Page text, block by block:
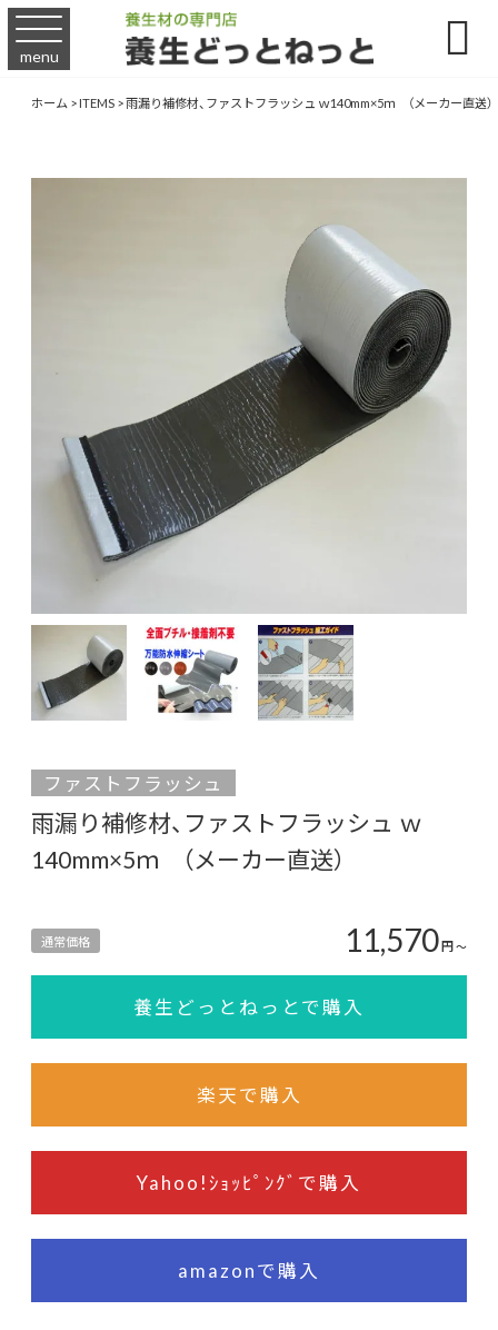
menu 
ホーム>ITEMS>雨漏り補修材、ファストフラッシュ ｗ140mm×5ｍ （メーカー直送）
ファストフラッシュ
雨漏り補修材、ファストフラッシュ ｗ
140mm×5ｍ （メーカー直送）
通常価格 11,570円〜
養生どっとねっとで購入
楽天で購入
Yahoo!ｼｮｯﾋﾟﾝｸﾞで購入
amazonで購入